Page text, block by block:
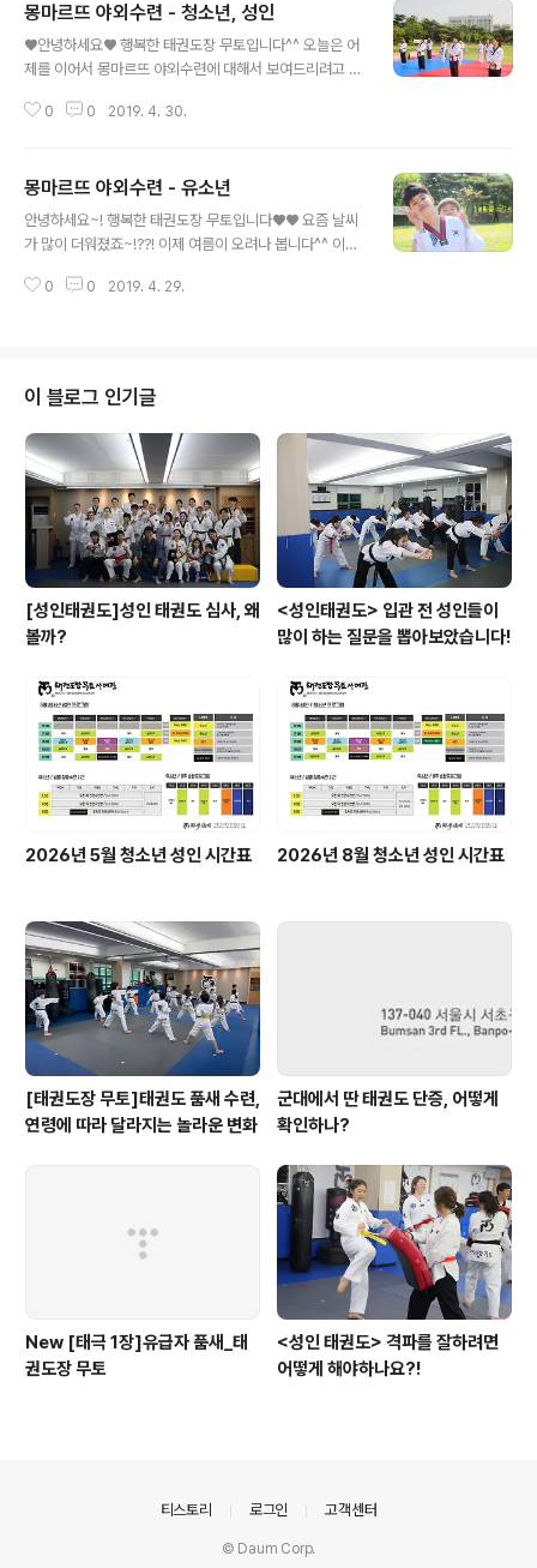
몽마르뜨 야외수련 - 청소년, 성인
♥안녕하세요♥ 행복한 태권도장 무토입니다^^ 오늘은 어
제를 이어서 몽마르뜨 야외수련에 대해서 보여드리려고 합
요~!! 어떤 수련을 했는지 궁금하지 않으신가요~??! 궁금
▲노래에 맞춰서 간단하게 몸을 풀고~~▲ ▲창작품새▲
그룹을 나누어서 최소 12동작으로 된 창작품새를 만듭니
다!! 처음 해보는 종목이어서 낯설게 느껴질 수 있었지만 모
장을 해보았습니다! 모두가 하나가 된 마음으로 수련에 임
0 0 2019. 4. 30.
몽마르뜨 야외수련 - 유소년
안녕하세요~! 행복한 태권도장 무토입니다♥♥ 요즘 날씨
가 많이 더워졌죠~!??! 이제 여름이 오려나 봅니다^^ 이렇
희가 야!외!수!련!을 준비하였습니다!!! 몽마르뜨 공원에서
에 열을 내주기 위해서 무토 체조와 주먹지르기를 합니다!!
▲장애물 달리기▲ 야외에 나왔으니 뛰어야겠죠~!! 팀을
나누어서 장애물 달리기를 해줍니다!!! ▲땀을 흘리면서 열
심히 하는 모습이 너무 이쁘네요♡▲ ▲서로 대화하면서
친해지는 모습이 보기 좋죠~!?▲ ▲품새▲ 그냥 품새만
하면 재미없죠~ 나이,..
0 0 2019. 4. 29.
이 블로그 인기글
[성인태권도]성인 태권도 심사, 왜
볼까?
<성인태권도> 입관 전 성인들이
많이 하는 질문을 뽑아보았습니다!
2026년 5월 청소년 성인 시간표 2026년 8월 청소년 성인 시간표
[태권도장 무토]태권도 품새 수련,
연령에 따라 달라지는 놀라운 변화
군대에서 딴 태권도 단증, 어떻게
확인하나?
New [태극 1장]유급자 품새_태
권도장 무토
<성인 태권도> 격파를 잘하려면
어떻게 해야하나요?!
티스토리 로그인 고객센터
© Daum Corp.